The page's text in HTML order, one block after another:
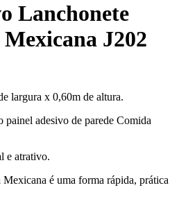
Lanchonete
J202
largura x 0,60m de altura.
painel adesivo de parede Comida
e atrativo.
é uma forma rápida, prática